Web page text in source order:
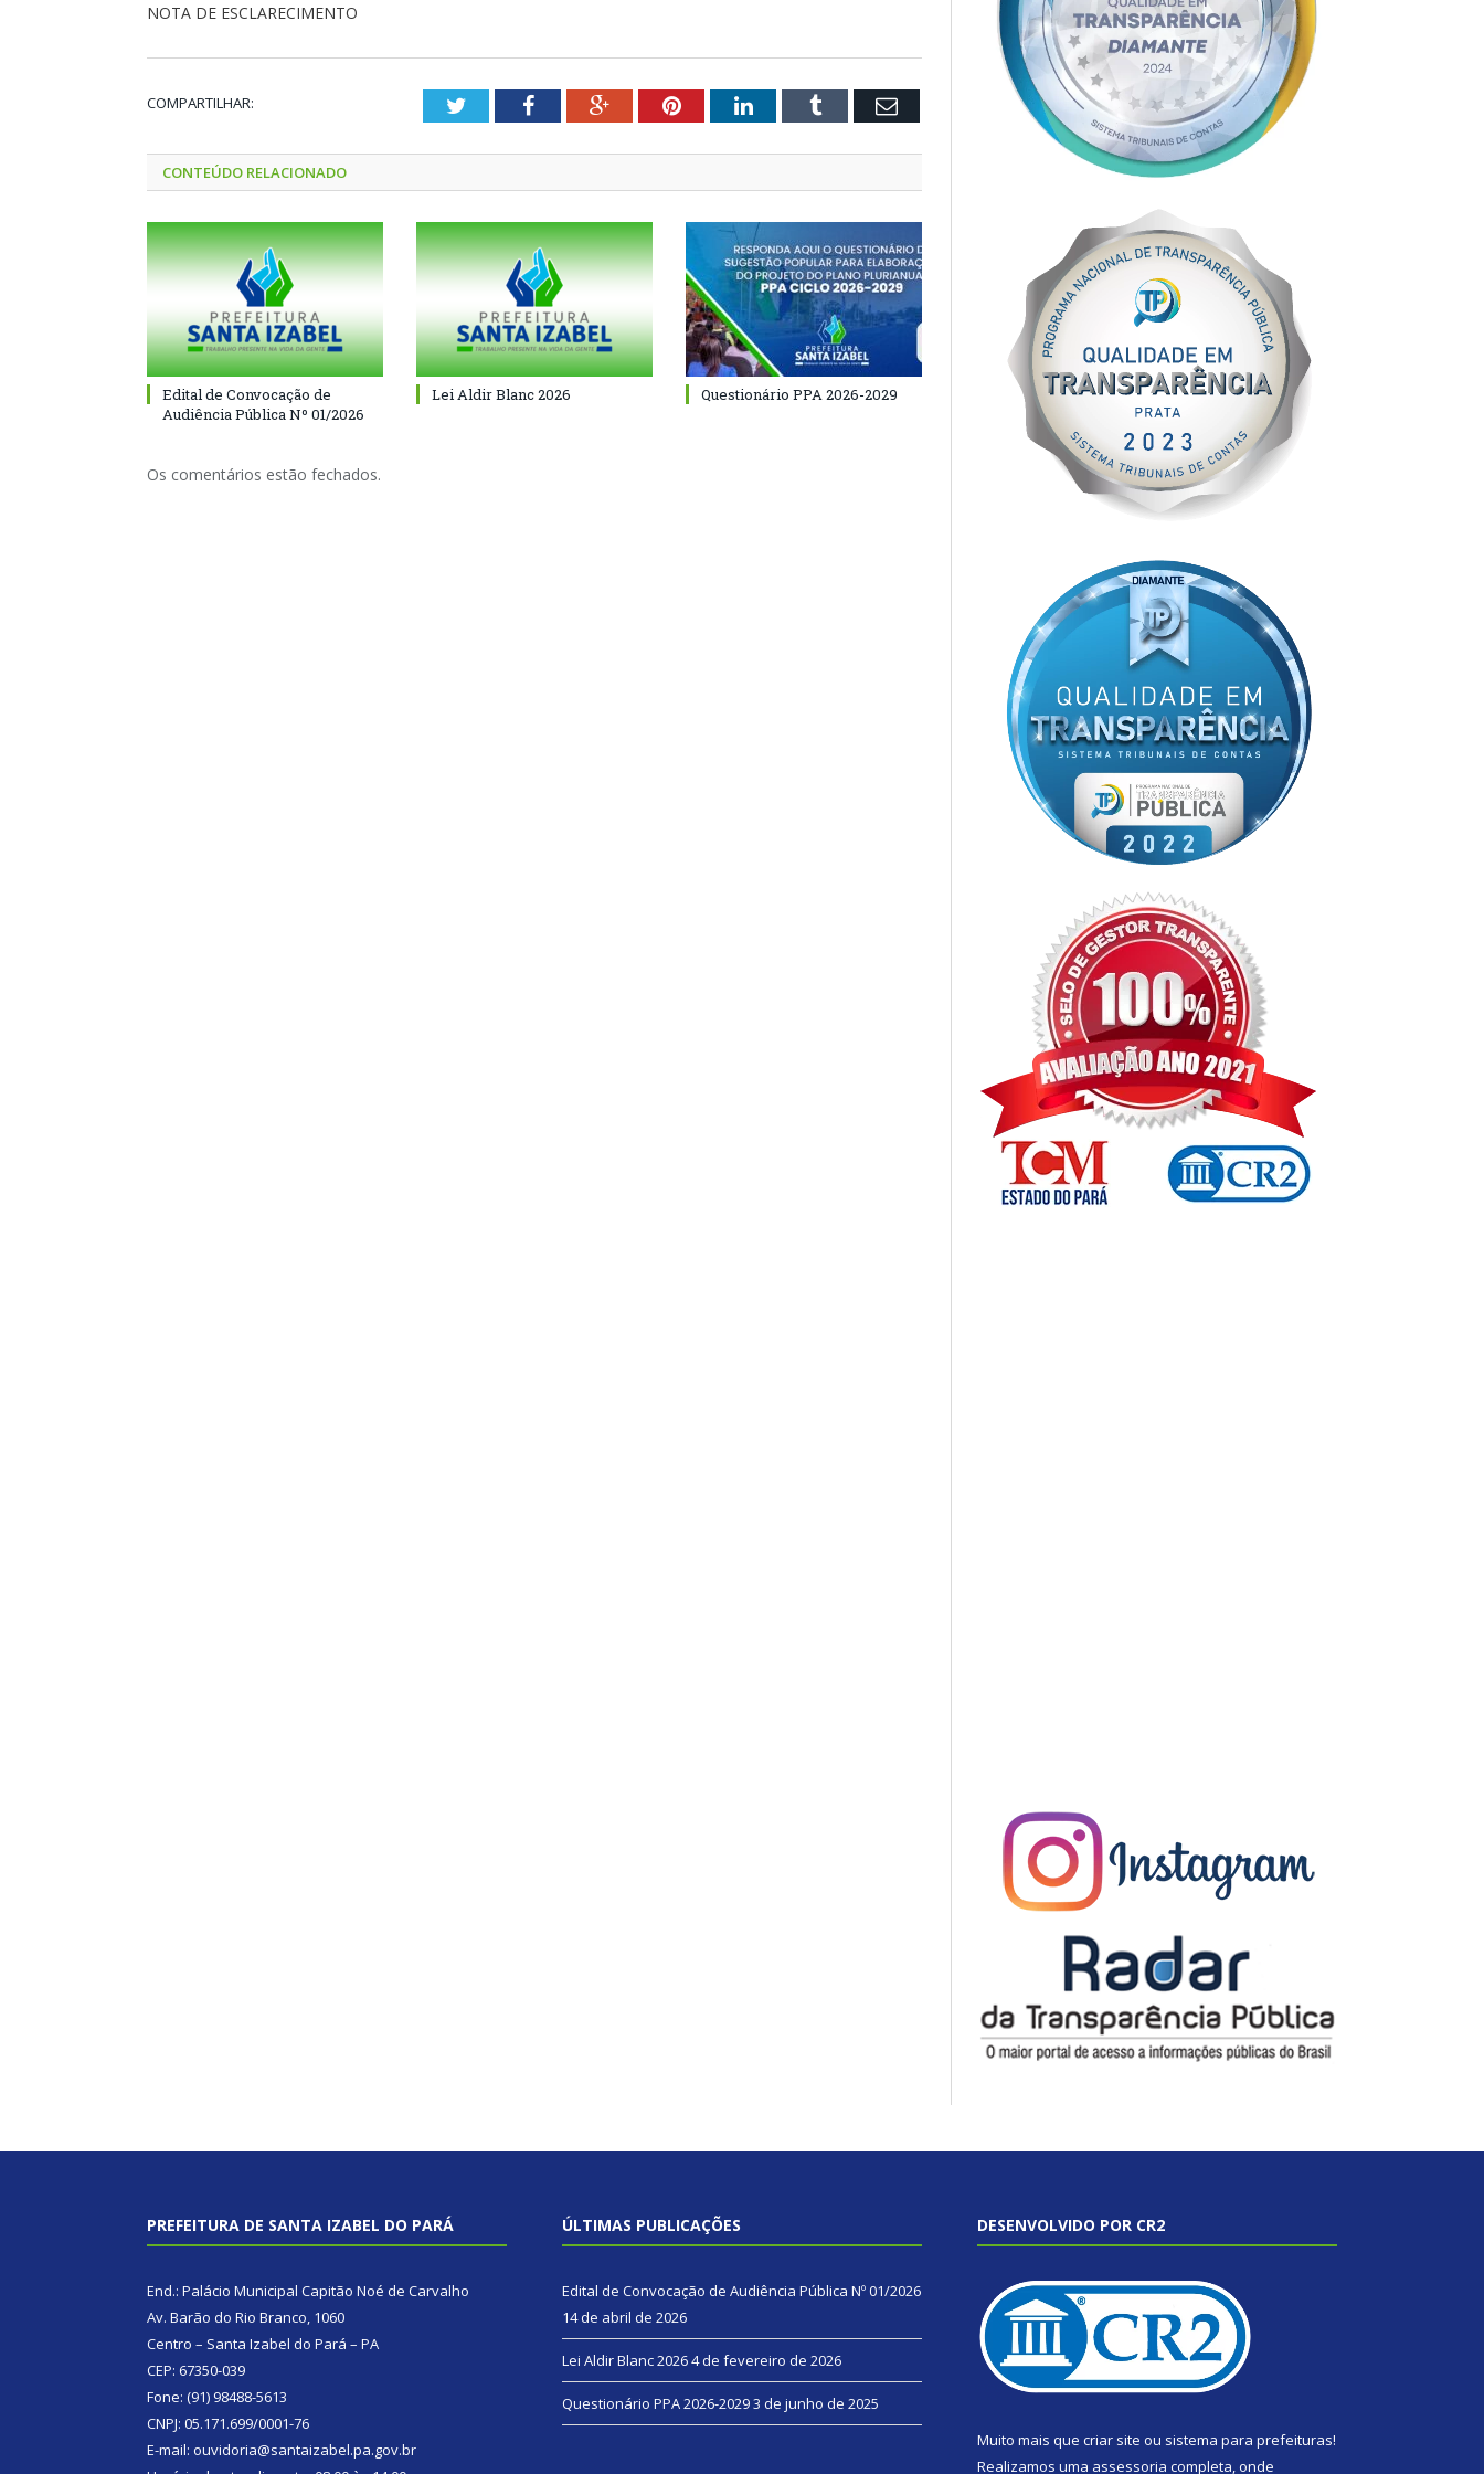
NOTA DE ESCLARECIMENTO
COMPARTILHAR: TwitterFacebookGoogle+PinterestLinkedInTumblr Email
CONTEÚDO RELACIONADO
Edital de Convocação de
Audiência Pública Nº 01/2026
Lei Aldir Blanc 2026 Questionário PPA 2026-2029
Os comentários estão fechados.
PREFEITURA DE SANTA IZABEL DO PARÁ
End.: Palácio Municipal Capitão Noé de Carvalho
Av. Barão do Rio Branco, 1060
Centro – Santa Izabel do Pará – PA
CEP: 67350-039
Fone: (91) 98488-5613
CNPJ: 05.171.699/0001-76
E-mail: ouvidoria@santaizabel.pa.gov.br
ÚLTIMAS PUBLICAÇÕES
Edital de Convocação de Audiência Pública Nº 01/2026
14 de abril de 2026
Lei Aldir Blanc 20264 de fevereiro de 2026
Questionário PPA 2026-20293 de junho de 2025
DESENVOLVIDO POR CR2
Muito mais que criar site ou sistema para prefeituras!
Realizamos uma assessoria completa, onde